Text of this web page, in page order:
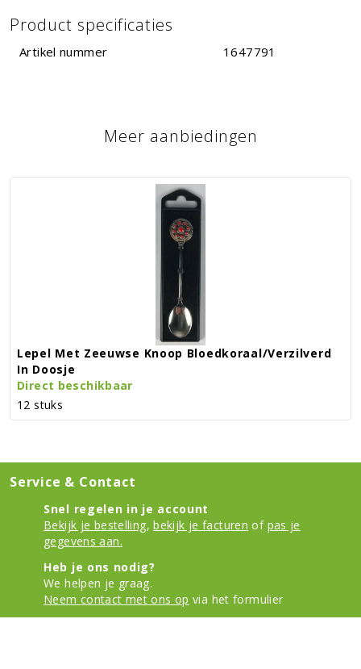
Product specificaties
Artikel nummer 1647791
Meer aanbiedingen
Lepel Met Zeeuwse Knoop Bloedkoraal/verzilverd
In Doosje
Direct beschikbaar
12 stuks
Service & Contact
Snel regelen in je account
Bekijk je bestelling, bekijk je facturen of pas je
gegevens aan.
Heb je ons nodig?
We helpen je graag.
Neem contact met ons op via het formulier